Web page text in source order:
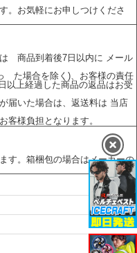
。お気軽にお申しつけくださ
商品到着後7日以内に メール
た場合を除く)、お客様の責任
以上経過した商品の返品はお受
届いた場合は、返送料は 当店
客様負担となります。
す。箱梱包の場合はメーカーの